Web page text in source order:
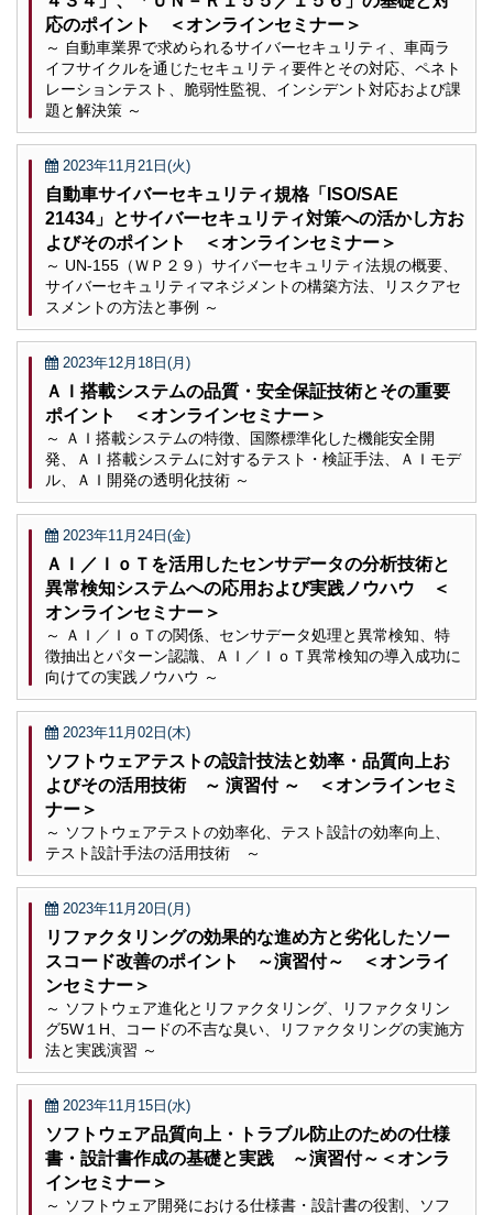
応のポイント ＜オンラインセミナー＞
～ 自動車業界で求められるサイバーセキュリティ、車両ラ
イフサイクルを通じたセキュリティ要件とその対応、ペネト
レーションテスト、脆弱性監視、インシデント対応および課
題と解決策 ～
2023年11月21日(火)
自動車サイバーセキュリティ規格「ISO/SAE
21434」とサイバーセキュリティ対策への活かし方お
よびそのポイント ＜オンラインセミナー＞
～ UN-155（ＷＰ２９）サイバーセキュリティ法規の概要、
サイバーセキュリティマネジメントの構築方法、リスクアセ
スメントの方法と事例 ～
2023年12月18日(月)
ＡＩ搭載システムの品質・安全保証技術とその重要
ポイント ＜オンラインセミナー＞
～ ＡＩ搭載システムの特徴、国際標準化した機能安全開
発、ＡＩ搭載システムに対するテスト・検証手法、ＡＩモデ
ル、ＡＩ開発の透明化技術 ～
2023年11月24日(金)
ＡＩ／ＩｏＴを活用したセンサデータの分析技術と
異常検知システムへの応用および実践ノウハウ ＜
オンラインセミナー＞
～ ＡＩ／ＩｏＴの関係、センサデータ処理と異常検知、特
徴抽出とパターン認識、ＡＩ／ＩｏＴ異常検知の導入成功に
向けての実践ノウハウ ～
2023年11月02日(木)
ソフトウェアテストの設計技法と効率・品質向上お
よびその活用技術 ～ 演習付 ～ ＜オンラインセミ
ナー＞
～ ソフトウェアテストの効率化、テスト設計の効率向上、
テスト設計手法の活用技術 ～
2023年11月20日(月)
リファクタリングの効果的な進め方と劣化したソー
スコード改善のポイント ～演習付～ ＜オンライ
ンセミナー＞
～ ソフトウェア進化とリファクタリング、リファクタリン
グ5W１H、コードの不吉な臭い、リファクタリングの実施方
法と実践演習 ～
2023年11月15日(水)
ソフトウェア品質向上・トラブル防止のための仕様
書・設計書作成の基礎と実践 ～演習付～＜オンラ
インセミナー＞
～ ソフトウェア開発における仕様書・設計書の役割、ソフ